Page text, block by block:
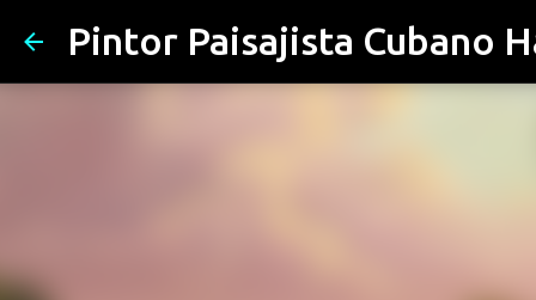
Pintor Paisajista Cubano